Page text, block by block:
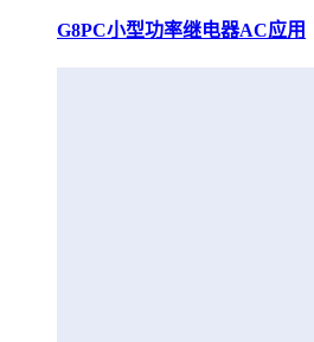
G8PC小型功率继电器AC应用